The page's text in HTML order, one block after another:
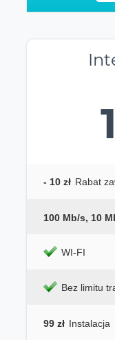
- 10 zł Rabat
100 Mb/s, 10
WI-FI
Bez limitu
99 zł Instalacja